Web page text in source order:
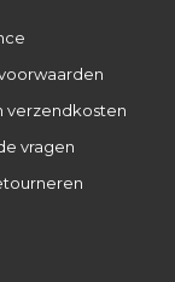
verzendkosten
vragen